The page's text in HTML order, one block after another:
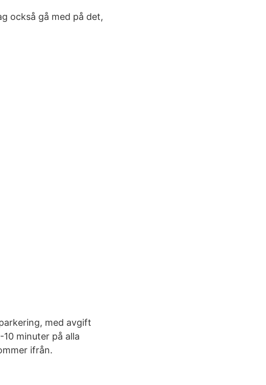
också gå med på det,
med avgift
minuter på alla
ifrån.